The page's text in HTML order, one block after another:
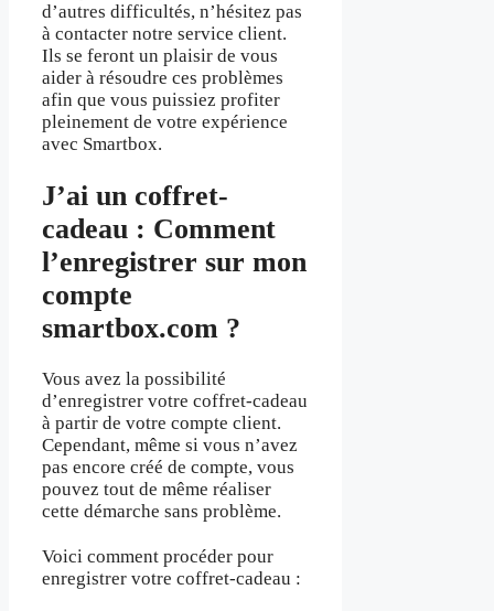
d’autres difficultés, n’hésitez pas
à contacter notre service client.
Ils se feront un plaisir de vous
aider à résoudre ces problèmes
afin que vous puissiez profiter
pleinement de votre expérience
avec Smartbox.
J’ai un coffret-
cadeau : Comment
l’enregistrer sur mon
compte
smartbox.com ?
Vous avez la possibilité
d’enregistrer votre coffret-cadeau
à partir de votre compte client.
Cependant, même si vous n’avez
pas encore créé de compte, vous
pouvez tout de même réaliser
cette démarche sans problème.
Voici comment procéder pour
enregistrer votre coffret-cadeau :